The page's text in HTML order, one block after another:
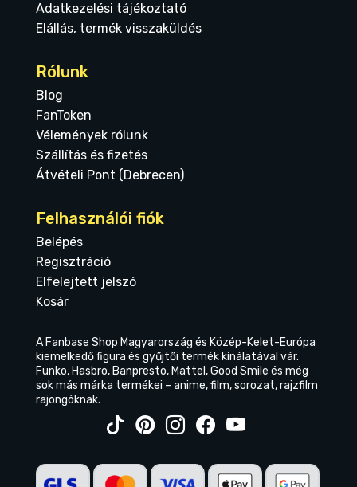
Adatkezelési tájékoztató
Elállás, termék visszaküldés
Rólunk
Blog
FanToken
Vélemények rólunk
Szállítás és fizetés
Átvételi Pont (Debrecen)
Felhasználói fiók
Belépés
Regisztráció
Elfelejtett jelszó
Kosár
A Fanbase Shop Magyarország és Közép-Kelet-Európa
kiemelkedő figura és gyűjtői termék kínálatával vár.
Funko, Hasbro, Banpresto, Mattel, Good Smile és még
sok más márka termékei – anime, film, sorozat, rajzfilm
rajongóknak.